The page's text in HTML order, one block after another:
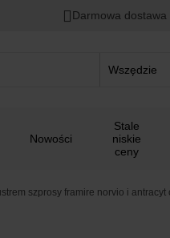
Darmowa dostawa
Wszędzie
Nowości
Stale
niskie
ceny
szprosy framire norvio i antracyt